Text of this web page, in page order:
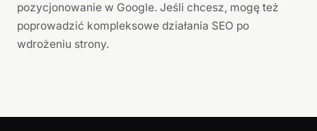
pozycjonowanie w Google. Jeśli chcesz, mogę też
poprowadzić kompleksowe działania SEO po
wdrożeniu strony.